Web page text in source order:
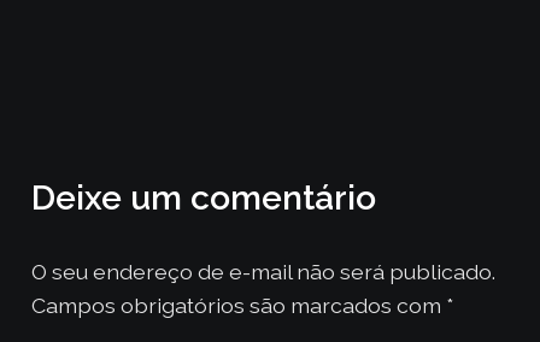
Deixe um comentário
O seu endereço de e-mail não será publicado.
Campos obrigatórios são marcados com *